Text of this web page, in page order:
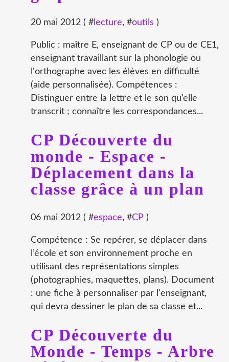
20 mai 2012 ( # lecture, #outils )
Public : maître E, enseignant de CP ou de CE1,
enseignant travaillant sur la phonologie ou
l'orthographe avec les élèves en difficulté
(aide personnalisée). Compétences :
Distinguer entre la lettre et le son qu’elle
transcrit ; connaître les correspondances...
CP Découverte du
monde - Espace -
Déplacement dans la
classe grâce à un plan
06 mai 2012 ( #espace, #CP )
Compétence : Se repérer, se déplacer dans
l’école et son environnement proche en
utilisant des représentations simples
(photographies, maquettes, plans). Document
: une fiche à personnaliser par l'enseignant,
qui devra dessiner le plan de sa classe et...
CP Découverte du
Monde - Temps - Arbre